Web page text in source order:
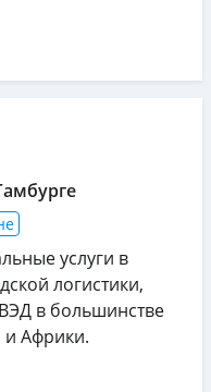
услуги в
логистики,
в большинстве
и Африки.